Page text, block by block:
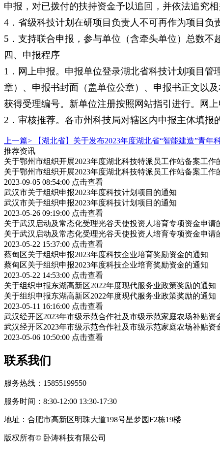
申报，对已拨付的扶持资金予以追回，并依法追究
4．省级科技计划在研项目负责人不可再作为项目
5．支持联合申报，参与单位（含牵头单位）总数
四、申报程序
1．网上申报。申报单位登录湖北省科技计划项目
章）、申报书封面（盖单位公章）、申报书正文以
获得受理编号。新单位注册按照网站指引进行。网
2．审核推荐。各市州科技局对辖区内申报主体填
上一篇>
【湖北省】关于发布2023年度湖北省“智能建造”青
推荐资讯
关于鄂州市组织开展2023年度湖北科技特派员工作站备案工作
关于鄂州市组织开展2023年度湖北科技特派员工作站备案工作
2023-09-05 08:54:00 点击查看
武汉市关于组织申报2023年度科技计划项目的通知
武汉市关于组织申报2023年度科技计划项目的通知
2023-05-26 09:19:00 点击查看
关于武汉启动及常态化受理光谷天使投资人培育专项资金申请
关于武汉启动及常态化受理光谷天使投资人培育专项资金申请
2023-05-22 15:37:00 点击查看
蔡甸区关于组织申报2023年度科技企业培育奖励资金的通知
蔡甸区关于组织申报2023年度科技企业培育奖励资金的通知
2023-05-22 14:53:00 点击查看
关于组织申报东湖高新区2022年度现代服务业政策奖励的通知
关于组织申报东湖高新区2022年度现代服务业政策奖励的通知
2023-05-11 16:16:00 点击查看
武汉经开区2023年市级示范合作社及市级示范家庭农场补贴资
武汉经开区2023年市级示范合作社及市级示范家庭农场补贴资
2023-05-06 10:50:00 点击查看
联系我们
服务热线：15855199550
服务时间：8:30-12:00 13:30-17:30
地址：合肥市高新区明珠大道198号星梦园F2栋19楼
版权所有© 卧涛科技有限公司